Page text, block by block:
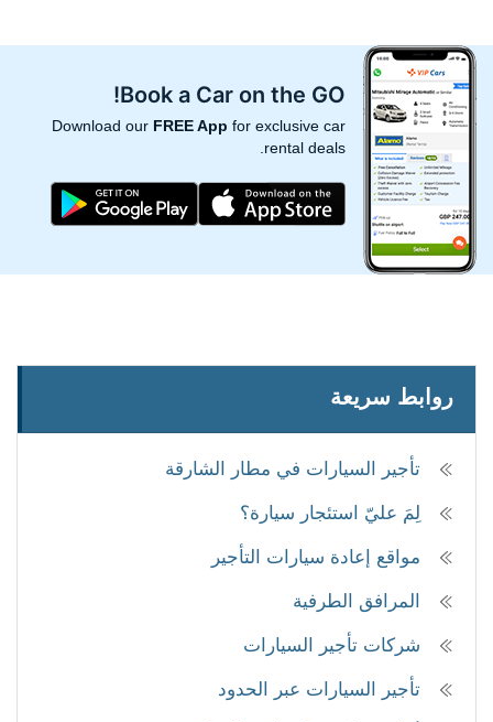
Book a Car on the GO!
Download our FREE App for exclusive car
rental deals.
روابط سريعة
تأجير السيارات في مطار الشارقة
لِمَ عليّ استئجار سيارة؟
مواقع إعادة سيارات التأجير
المرافق الطرفية
شركات تأجير السيارات
تأجير السيارات عبر الحدود